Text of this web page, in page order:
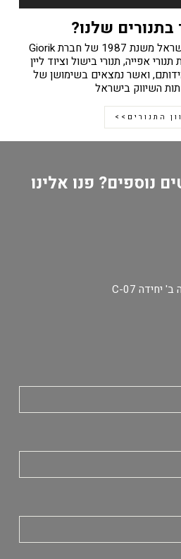
שלנו?
אנחנו נציגים בלעדיים בישראל משנת 1987 של חברת Giorik
אפייה, תנורי בישול וציוד ליין
ואשר נמצאים בשימושן של
השיווק בישראל
התנורים>>
נוספים? פנו אלינו